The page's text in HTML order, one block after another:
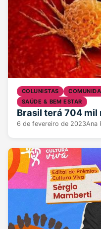
COLUNISTAS
SAÚDE & BEM ESTAR
Brasil terá 704 mil
6 de fevereiro de 2023Ana